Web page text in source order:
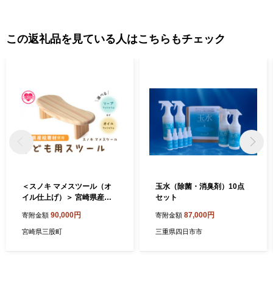
この返礼品を見ている人はこちらもチェック
＜スノキ マメスツール（オ
イル仕上げ）＞ 宮崎県産桧
木製 ミニ 小さい 子供用 キッ
ズ 子ども 椅子 イス チェア
寄附金額 90,000円
宮崎県三股町
玉水（除菌・消臭剤）10点
セット
寄附金額 87,000円
三重県四日市市